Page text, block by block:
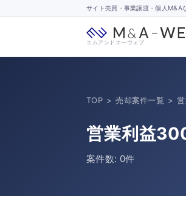
サイト売買・事業譲渡・個人M&A
エムアンドエーウェブ
TOP > 売却案件一覧 >
営業利益
案件数: 0件